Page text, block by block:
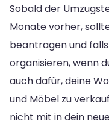
Sobald der
Monate vorher,
beantragen und
organisieren, wenn
auch dafür, deine
und Möbel zu
nicht mit in dein